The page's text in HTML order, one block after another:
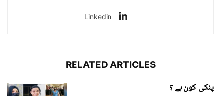
Linkedin
RELATED ARTICLES
پنکی کون ہے ؟